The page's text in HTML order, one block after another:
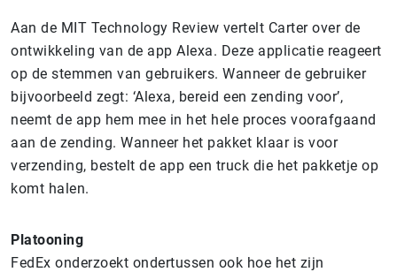
Aan de MIT Technology Review vertelt Carter over de
ontwikkeling van de app Alexa. Deze applicatie reageert
op de stemmen van gebruikers. Wanneer de gebruiker
bijvoorbeeld zegt: ‘Alexa, bereid een zending voor’,
neemt de app hem mee in het hele proces voorafgaand
aan de zending. Wanneer het pakket klaar is voor
verzending, bestelt de app een truck die het pakketje op
komt halen.
Platooning
FedEx onderzoekt ondertussen ook hoe het zijn